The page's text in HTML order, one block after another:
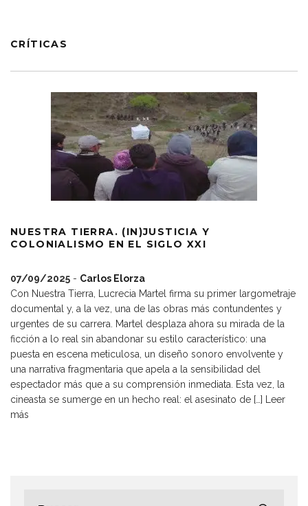
CRÍTICAS
NUESTRA TIERRA. (IN)JUSTICIA Y
COLONIALISMO EN EL SIGLO XXI
07/09/2025 - Carlos Elorza
Con Nuestra Tierra, Lucrecia Martel firma su primer largometraje
documental y, a la vez, una de las obras más contundentes y
urgentes de su carrera. Martel desplaza ahora su mirada de la
ficción a lo real sin abandonar su estilo característico: una
puesta en escena meticulosa, un diseño sonoro envolvente y
una narrativa fragmentaria que apela a la sensibilidad del
espectador más que a su comprensión inmediata. Esta vez, la
cineasta se sumerge en un hecho real: el asesinato de […] Leer
más